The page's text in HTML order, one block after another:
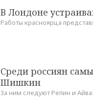
В Лондоне
Работы красноярца
Среди россиян
Шишкин
За ним следуют Репин и